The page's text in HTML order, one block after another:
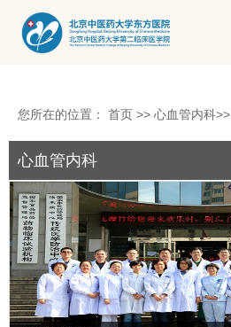
您所在的位置： 首页 >> 心血管内科>>
心血管内科